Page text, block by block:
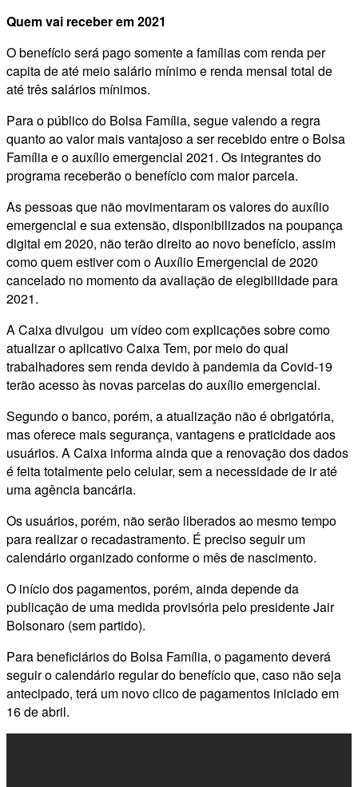
Quem vai receber em 2021
O benefício será pago somente a famílias com renda per
capita de até meio salário mínimo e renda mensal total de
até três salários mínimos.
Para o público do Bolsa Família, segue valendo a regra
quanto ao valor mais vantajoso a ser recebido entre o Bolsa
Família e o auxílio emergencial 2021. Os integrantes do
programa receberão o benefício com maior parcela.
As pessoas que não movimentaram os valores do auxílio
emergencial e sua extensão, disponibilizados na poupança
digital em 2020, não terão direito ao novo benefício, assim
como quem estiver com o Auxílio Emergencial de 2020
cancelado no momento da avaliação de elegibilidade para
2021.
A Caixa divulgou um vídeo com explicações sobre como
atualizar o aplicativo Caixa Tem, por meio do qual
trabalhadores sem renda devido à pandemia da Covid-19
terão acesso às novas parcelas do auxílio emergencial.
Segundo o banco, porém, a atualização não é obrigatória,
mas oferece mais segurança, vantagens e praticidade aos
usuários. A Caixa informa ainda que a renovação dos dados
é feita totalmente pelo celular, sem a necessidade de ir até
uma agência bancária.
Os usuários, porém, não serão liberados ao mesmo tempo
para realizar o recadastramento. É preciso seguir um
calendário organizado conforme o mês de nascimento.
O início dos pagamentos, porém, ainda depende da
publicação de uma medida provisória pelo presidente Jair
Bolsonaro (sem partido).
Para beneficiários do Bolsa Família, o pagamento deverá
seguir o calendário regular do benefício que, caso não seja
antecipado, terá um novo clico de pagamentos iniciado em
16 de abril.